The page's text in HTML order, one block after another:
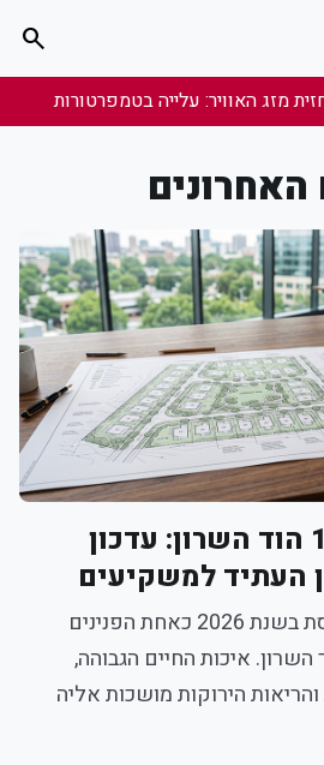
search
פרויקט הר 1202 הוד השרון: עדכון
העתיד למשקיעים
העיר הוד השרון מתבססת בשנת 2026 כאחת הפנינים
איכות החיים הגבוהה,
הירוקות מושכות אליה